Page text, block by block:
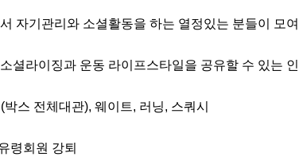
자기관리와 소셜활동을 하는 열정있는 분들이 모
셜라이징과 운동 라이프스타일을 공유할 수 있는
스 전체대관), 웨이트, 러닝, 스쿼시
령회원 강퇴